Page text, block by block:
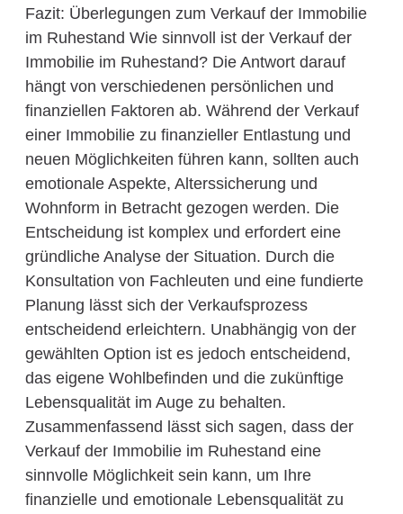
Fazit: Überlegungen zum Verkauf der Immobilie
im Ruhestand Wie sinnvoll ist der Verkauf der
Immobilie im Ruhestand? Die Antwort darauf
hängt von verschiedenen persönlichen und
finanziellen Faktoren ab. Während der Verkauf
einer Immobilie zu finanzieller Entlastung und
neuen Möglichkeiten führen kann, sollten auch
emotionale Aspekte, Alterssicherung und
Wohnform in Betracht gezogen werden. Die
Entscheidung ist komplex und erfordert eine
gründliche Analyse der Situation. Durch die
Konsultation von Fachleuten und eine fundierte
Planung lässt sich der Verkaufsprozess
entscheidend erleichtern. Unabhängig von der
gewählten Option ist es jedoch entscheidend,
das eigene Wohlbefinden und die zukünftige
Lebensqualität im Auge zu behalten.
Zusammenfassend lässt sich sagen, dass der
Verkauf der Immobilie im Ruhestand eine
sinnvolle Möglichkeit sein kann, um Ihre
finanzielle und emotionale Lebensqualität zu